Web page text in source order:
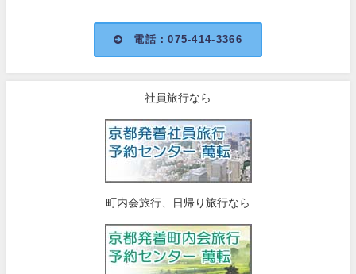
電話：075-414-3366
社員旅行なら
町内会旅行、日帰り旅行なら